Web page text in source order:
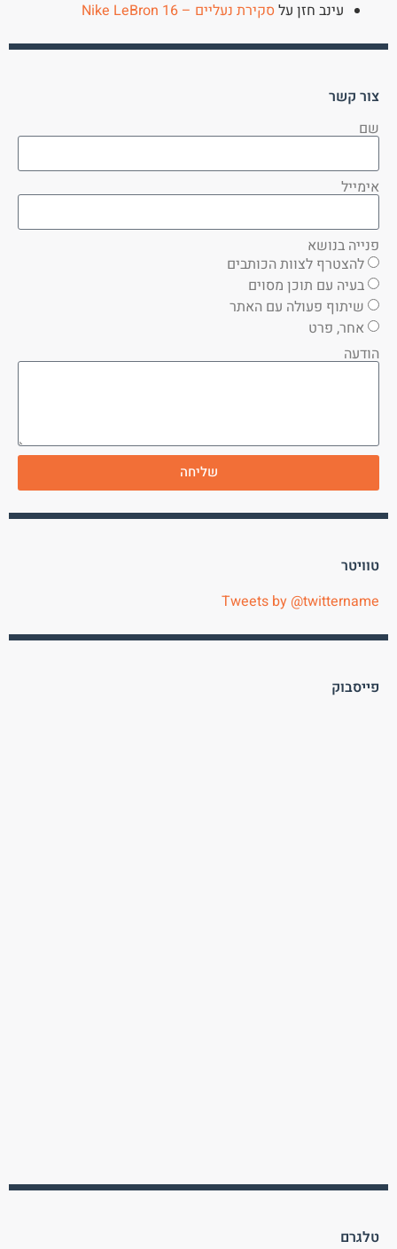
עינב חזן על סקירת נעליים – Nike LeBron 16
צור קשר
שם
אימייל
פנייה בנושא
להצטרף לצוות הכותבים
בעיה עם תוכן מסוים
שיתוף פעולה עם האתר
אחר, פרט
הודעה
שליחה
טוויטר
Tweets by @twittername
פייסבוק
טלגרם